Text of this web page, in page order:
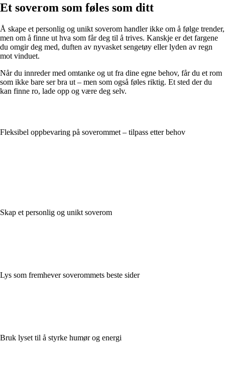
Et soverom som føles som ditt
Å skape et personlig og unikt soverom handler ikke om å følge trender,
men om å finne ut hva som får deg til å trives. Kanskje er det fargene
du omgir deg med, duften av nyvasket sengetøy eller lyden av regn
mot vinduet.
Når du innreder med omtanke og ut fra dine egne behov, får du et rom
som ikke bare ser bra ut – men som også føles riktig. Et sted der du
kan finne ro, lade opp og være deg selv.
Fleksibel oppbevaring på soverommet – tilpass etter behov
Skap et personlig og unikt soverom
Lys som fremhever soverommets beste sider
Bruk lyset til å styrke humør og energi